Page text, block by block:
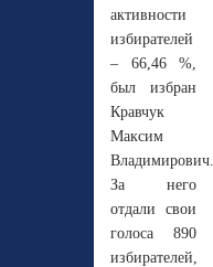
активности
избирателей
– 66,46 %,
был избран
Кравчук
Максим
Владимирович.
За него
отдали свои
голоса 890
избирателей,